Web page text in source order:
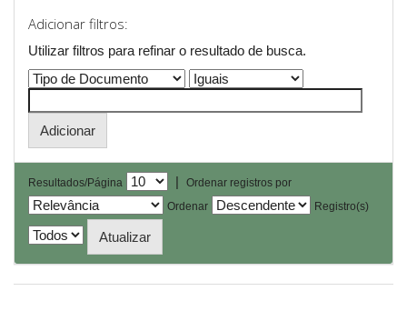
Adicionar filtros:
Utilizar filtros para refinar o resultado de busca.
Resultados/Página |
Ordenar registros por
Ordenar
Registro(s)